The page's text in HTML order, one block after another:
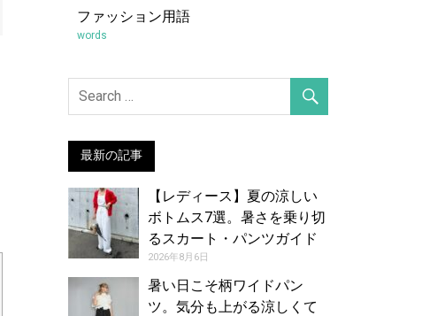
ファッション用語
words
最新の記事
【レディース】夏の涼しい
ボトムス7選。暑さを乗り切
るスカート・パンツガイド
2026年8月6日
暑い日こそ柄ワイドパン
ツ。気分も上がる涼しくて